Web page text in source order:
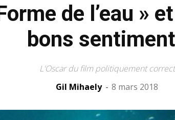
de l’eau »
bons
L'Oscar du film politiquement correct
Gil Mihaely - 8 mars 2018